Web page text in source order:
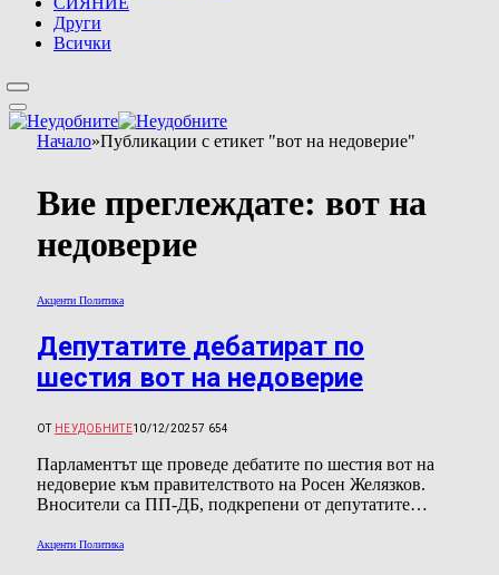
Други
Всички
Начало»Публикации с етикет "вот на недоверие"
Вие преглеждате: вот на
недоверие
Акценти Политика
Депутатите дебатират по
шестия вот на недоверие
ОТ НЕУДОБНИТЕ10/12/20257 654
Парламентът ще проведе дебатите по шестия вот на
недоверие към правителството на Росен Желязков.
Вносители са ПП-ДБ, подкрепени от депутатите…
Акценти Политика